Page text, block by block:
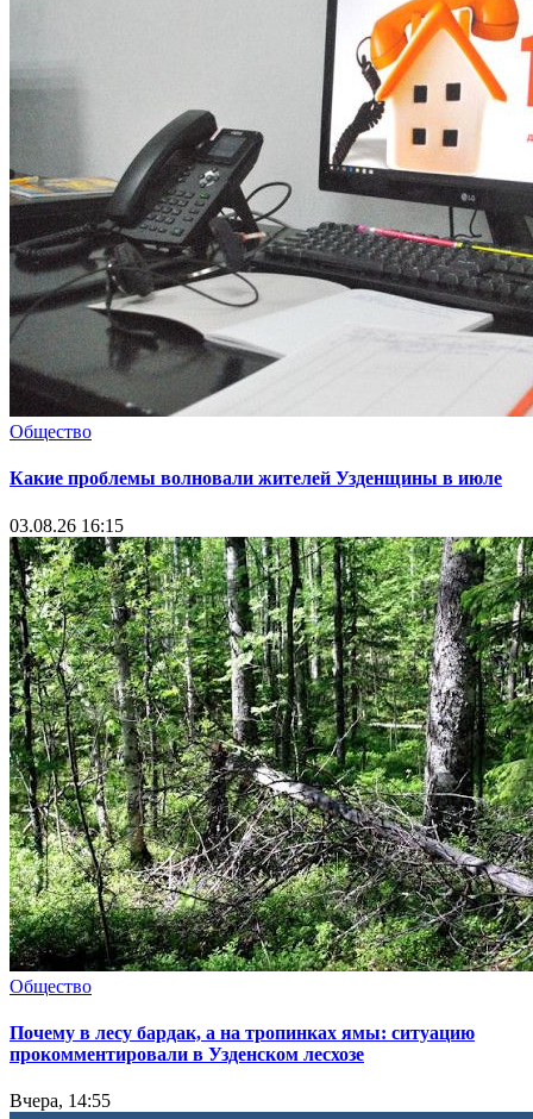
Общество
Какие проблемы волновали жителей Узденщины в июле
03.08.26 16:15
Общество
Почему в лесу бардак, а на тропинках ямы: ситуацию
прокомментировали в Узденском лесхозе
Вчера, 14:55